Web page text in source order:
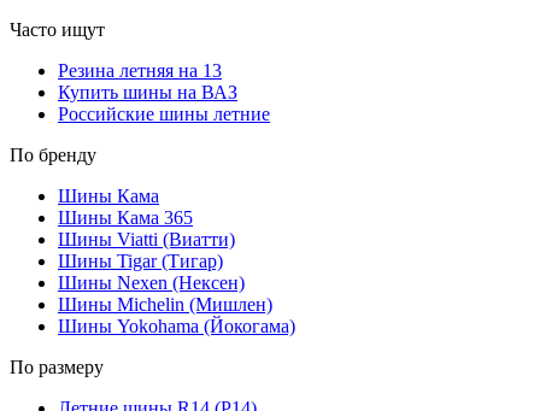
Часто ищут
Резина летняя на 13
Купить шины на ВАЗ
Российские шины летние
По бренду
Шины Кама
Шины Кама 365
Шины Viatti (Виатти)
Шины Tigar (Тигар)
Шины Nexen (Нексен)
Шины Michelin (Мишлен)
Шины Yokohama (Йокогама)
По размеру